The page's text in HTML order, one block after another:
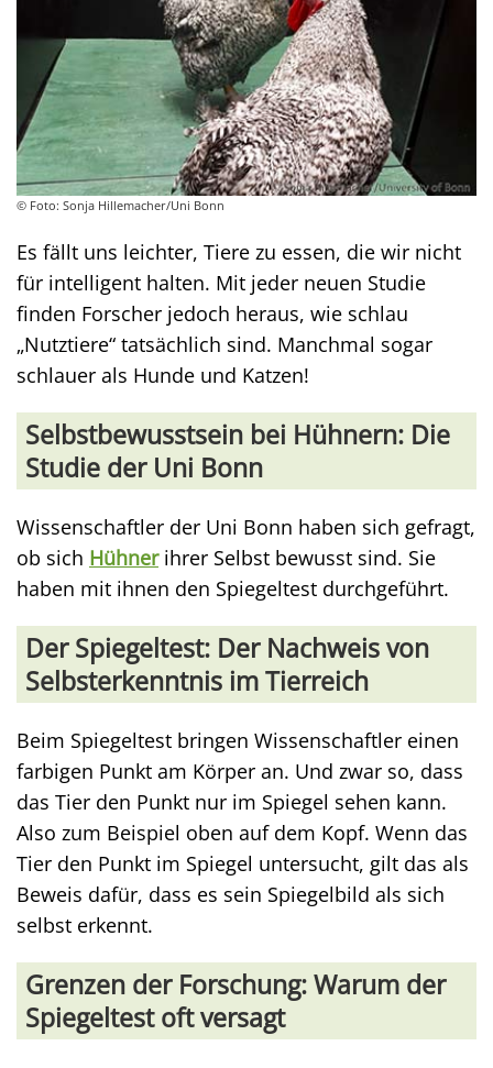
© Foto: Sonja Hillemacher/Uni Bonn
Es fällt uns leichter, Tiere zu essen, die wir nicht
für intelligent halten. Mit jeder neuen Studie
finden Forscher jedoch heraus, wie schlau
„Nutztiere“ tatsächlich sind. Manchmal sogar
schlauer als Hunde und Katzen!
Selbstbewusstsein bei Hühnern: Die
Studie der Uni Bonn
Wissenschaftler der Uni Bonn haben sich gefragt,
ob sich Hühnerihrer Selbst bewusst sind. Sie
haben mit ihnen den Spiegeltest durchgeführt.
Der Spiegeltest: Der Nachweis von
Selbsterkenntnis im Tierreich
Beim Spiegeltest bringen Wissenschaftler einen
farbigen Punkt am Körper an. Und zwar so, dass
das Tier den Punkt nur im Spiegel sehen kann.
Also zum Beispiel oben auf dem Kopf. Wenn das
Tier den Punkt im Spiegel untersucht, gilt das als
Beweis dafür, dass es sein Spiegelbild als sich
selbst erkennt.
Grenzen der Forschung: Warum der
Spiegeltest oft versagt